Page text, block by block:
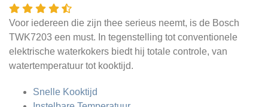
Voor iedereen die zijn thee serieus neemt, is de Bosch
TWK7203 een must. In tegenstelling tot conventionele
elektrische waterkokers biedt hij totale controle, van
watertemperatuur tot kooktijd.
Snelle Kooktijd